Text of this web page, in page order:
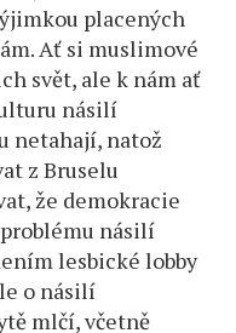
placených
Ať si muslimové
svět, ale k nám ať
násilí
netahají, natož
z Bruselu
že demokracie
násilí
lesbické lobby
o násilí
mlčí, včetně